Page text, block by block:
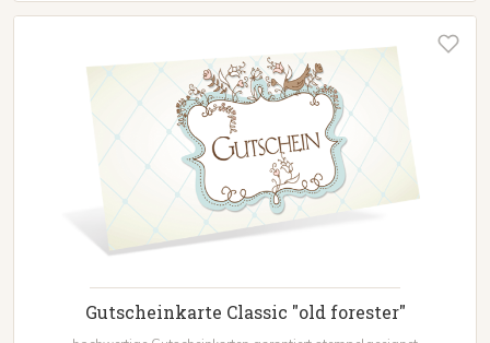
Gutscheinkarte Classic "old forester"